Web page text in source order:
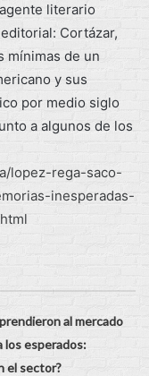
literario
Cortázar,
mínimas de un
y sus
por medio siglo
a algunos de los
lopez-rega-saco-
inesperadas-
al mercado
los esperados:
el sector?